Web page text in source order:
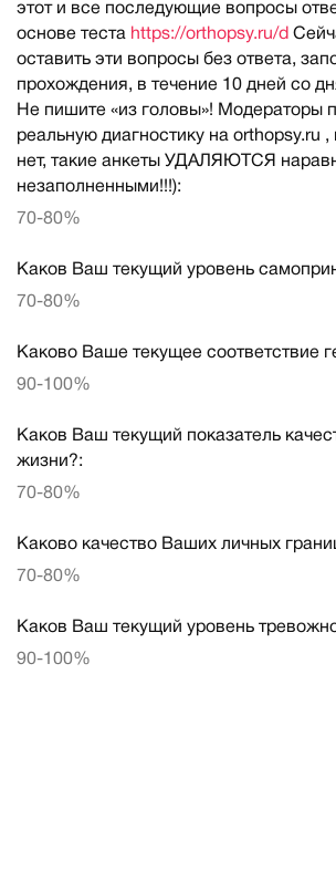
этот и все последующие вопросы
основе теста https://orthopsy.ru/d
оставить эти вопросы без ответа,
прохождения, в течение 10 дней со
Не пишите «из головы»! Модераторы
реальную диагностику на orthopsy.ru ,
нет, такие анкеты УДАЛЯЮТСЯ
незаполненными!!!):
70-80%
Каков Ваш текущий уровень
70-80%
Каково Ваше текущее соответствие
90-100%
Каков Ваш текущий показатель
жизни?:
70-80%
Каково качество Ваших личных
70-80%
Каков Ваш текущий уровень
90-100%